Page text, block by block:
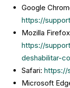
Google
https://
Mozilla
https://
deshabilitar-
Safari: https://
Microsoft